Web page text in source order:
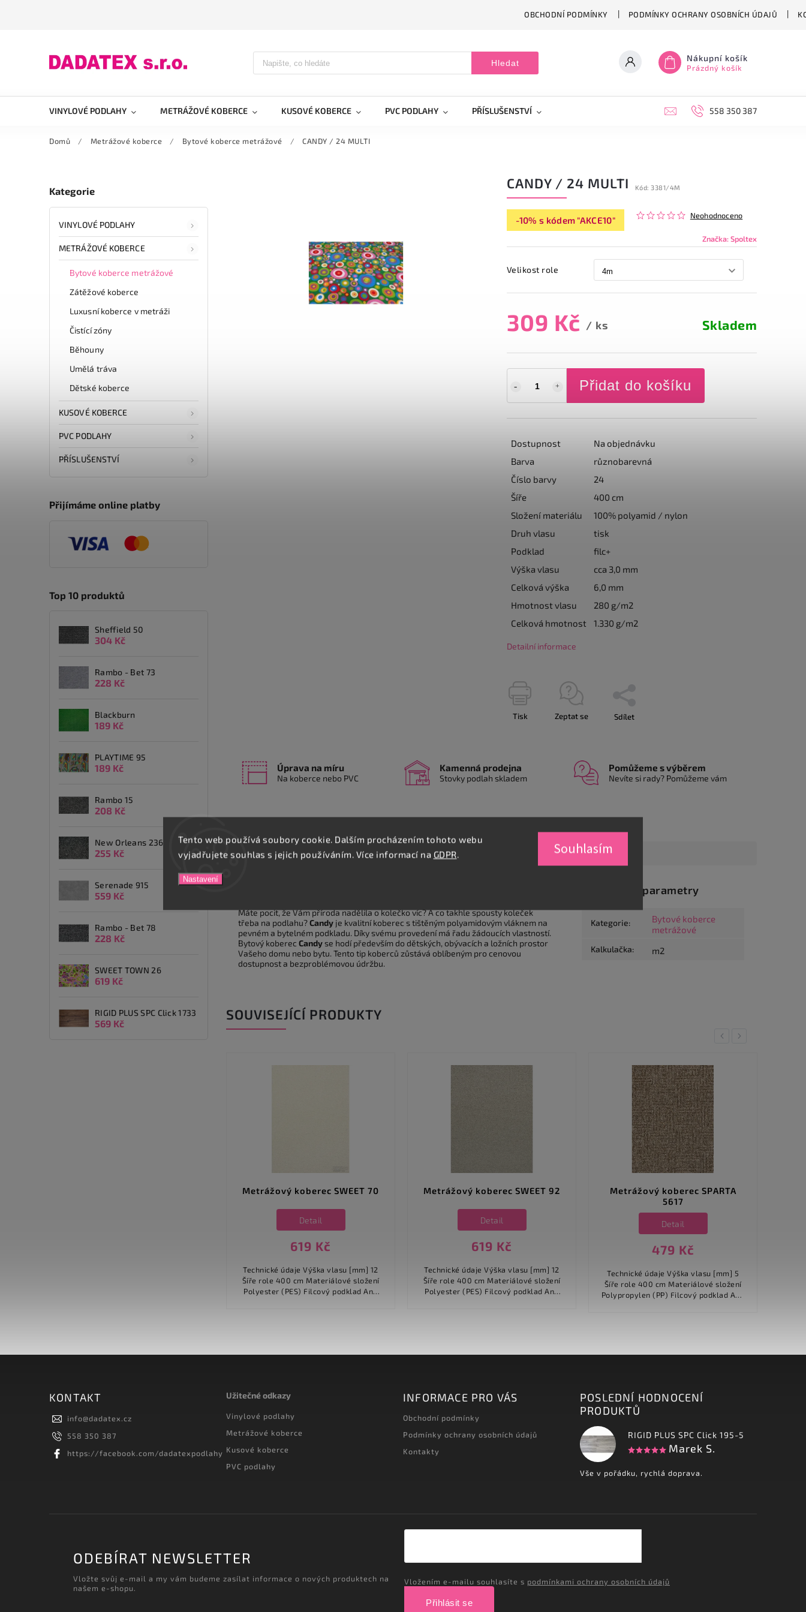
Tento web používá soubory cookie. Dalším procházením tohoto webu
vyjadřujete souhlas s jejich používáním. Více informací na GDPR.
Nastavení
Souhlasím
OBCHODNÍ PODMÍNKY PODMÍNKY OCHRANY OSOBNÍCH ÚDAJŮ
Hledat Nákupní košík
Prázdný košík
VINYLOVÉ PODLAHY METRÁŽOVÉ KOBERCE KUSOVÉ KOBERCE PVC PODLAHY PŘÍSLUŠENSTVÍ 558 350 387
Domů / Metrážové koberce / Bytové koberce metrážové / CANDY / 24 MULTI
Kategorie
VINYLOVÉ PODLAHY
METRÁŽOVÉ KOBERCE
Bytové koberce metrážové
Zátěžové koberce
Luxusní koberce v metráži
Čistící zóny
Běhouny
Umělá tráva
Dětské koberce
KUSOVÉ KOBERCE
PVC PODLAHY
PŘÍSLUŠENSTVÍ
Přijímáme online platby
Top 10 produktů
Sheffield 50
304 Kč
Rambo - Bet 73
228 Kč
Blackburn
189 Kč
PLAYTIME 95
189 Kč
Rambo 15
208 Kč
New Orleans 236
255 Kč
Serenade 915
559 Kč
Rambo - Bet 78
228 Kč
SWEET TOWN 26
619 Kč
RIGID PLUS SPC Click 1733
569 Kč
CANDY / 24 MULTI Kód: 3381/4M
-10% s kódem "AKCE10" Neohodnoceno
Značka:Spoltex
Velikost role
309 Kč / ks Skladem
Přidat do košíku
Dostupnost
Na objednávku
Barva
různobarevná
Číslo barvy
24
Šíře
400 cm
Složení materiálu
100% polyamid / nylon
Druh vlasu
tisk
Podklad
filc+
Výška vlasu
cca 3,0 mm
Celková výška
6,0 mm
Hmotnost vlasu
280 g/m2
Celková hmotnost
1.330 g/m2
Detailní informace
Tisk Zeptat se Sdílet
Úprava na míru
Na koberce nebo PVC
Kamenná prodejna
Stovky podlah skladem
Pomůžeme s výběrem
Nevíte si rady? Pomůžeme vám
Popis Podobné (8) Hodnocení Diskuze
Máte pocit, že Vám příroda nadělila o kolečko víc? A co takhle spousty koleček
třeba na podlahu?Candy je kvalitní koberec s tištěným polyamidovým vláknem na
pevném a bytelném podkladu. Díky svému provedení má řadu žádoucích vlastností.
Bytový koberec Candyse hodí především do dětských, obývacích a ložních prostor
Vašeho domu nebo bytu. Tento tip koberců zůstává oblíbeným pro cenovou
dostupnost a bezproblémovou údržbu.
Doplňkové parametry
Kategorie:
Bytové koberce
metrážové
Kalkulačka: m2
SOUVISEJÍCÍ PRODUKTY
Previous
Metrážový koberec SWEET 70
619 Kč
Detail
Technické údaje Výška vlasu [mm] 12
Šíře role 400 cm Materiálové složení
Polyester (PES) Filcový podklad Ano
Metrážový koberec SWEET 92
619 Kč
Detail
Technické údaje Výška vlasu [mm] 12
Šíře role 400 cm Materiálové složení
Polyester (PES) Filcový podklad Ano
Metrážový koberec SPARTA
5617
479 Kč
Detail
Technické údaje Výška vlasu [mm] 5
Šíře role 400 cm Materiálové složení
Polypropylen (PP) Filcový podklad Ano
Next
KONTAKT
info@dadatex.cz
558 350 387
https://facebook.com/dadatexpodlahy
Užitečné odkazy
Vinylové podlahy
Metrážové koberce
Kusové koberce
PVC podlahy
INFORMACE PRO VÁS
Obchodní podmínky
Podmínky ochrany osobních údajů
Kontakty
POSLEDNÍ HODNOCENÍ
PRODUKTŮ
RIGID PLUS SPC Click 195-5
Marek S.
Vše v pořádku, rychlá doprava.
ODEBÍRAT NEWSLETTER
Vložte svůj e-mail a my vám budeme zasílat informace o nových produktech na
našem e-shopu.
Vložením e-mailu souhlasíte s podmínkami ochrany osobních údajů
Přihlásit se